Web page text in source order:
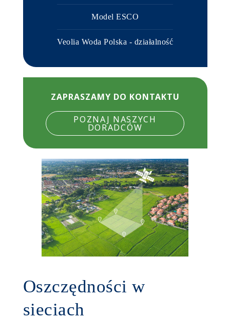
Model ESCO
Veolia Woda Polska - działalność
ZAPRASZAMY DO KONTAKTU
POZNAJ NASZYCH
DORADCÓW
Oszczędności w
sieciach